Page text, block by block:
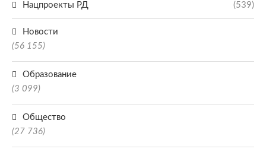
Нацпроекты РД (539)
Новости
(56 155)
Образование
(3 099)
Общество
(27 736)